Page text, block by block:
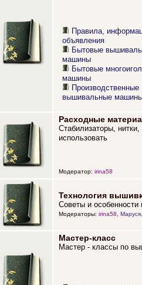
Правила,
объявления
Бытовые
машины
Бытовые
машины
Производственные
вышивальные
Расходные
Стабилизаторы, нитки,
использовать
Модератор: irina58
Технология
Советы и особенности
Модераторы: irina58, Маруся,
Мастер-класс
Мастер - классы по